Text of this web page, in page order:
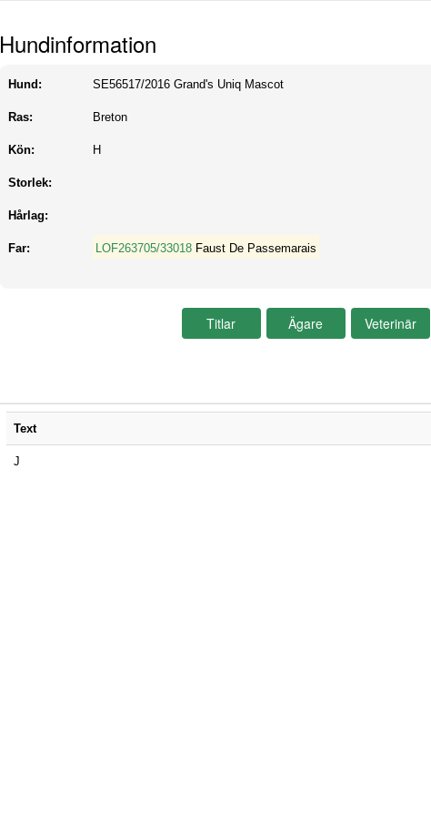
Hundinformation
Hund: SE56517/2016 Grand's Uniq Mascot
Ras: Breton
Kön: H
Storlek:
Hårlag:
Far: LOF263705/33018 Faust De Passemarais
Text
J